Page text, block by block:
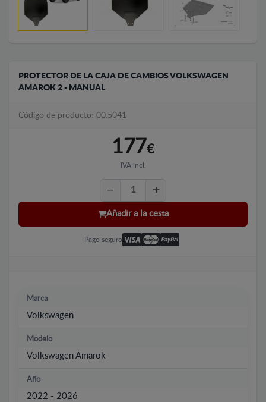
PROTECTOR DE LA CAJA DE CAMBIOS VOLKSWAGEN
AMAROK 2 - MANUAL
Código de producto: 00.5041
177€
IVA incl.
Añadir a la cesta
Pago seguro
Marca
Volkswagen
Modelo
Volkswagen Amarok
Año
2022 - 2026